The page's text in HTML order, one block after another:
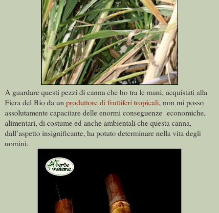
A guardare questi pezzi di canna che ho tra le mani, acquistati alla
Fiera del Bio da un produttore di fruttiferi tropicali, non mi posso
assolutamente capacitare delle enormi conseguenze economiche,
alimentari, di costume ed anche ambientali che questa canna,
dall’aspetto insignificante, ha potuto determinare nella vita degli
uomini.